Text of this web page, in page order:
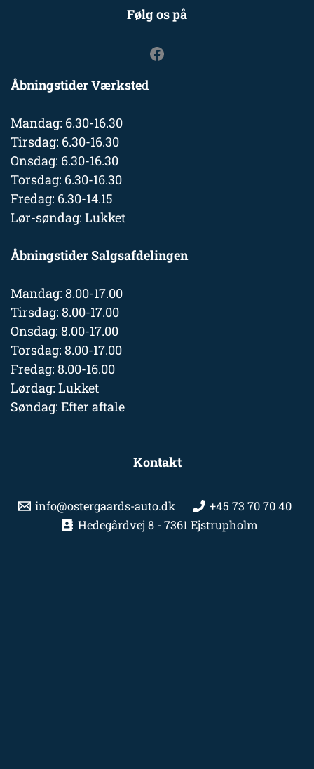
Følg os på
Åbningstider Værksted
Mandag: 6.30-16.30
Tirsdag: 6.30-16.30
Onsdag: 6.30-16.30
Torsdag: 6.30-16.30
Fredag: 6.30-14.15
Lør-søndag: Lukket
Åbningstider Salgsafdelingen
Mandag: 8.00-17.00
Tirsdag: 8.00-17.00
Onsdag: 8.00-17.00
Torsdag: 8.00-17.00
Fredag: 8.00-16.00
Lørdag: Lukket
Søndag: Efter aftale
Kontakt
info@ostergaards-auto.dk
+45 73 70 70 40
Hedegårdvej 8 - 7361 Ejstrupholm